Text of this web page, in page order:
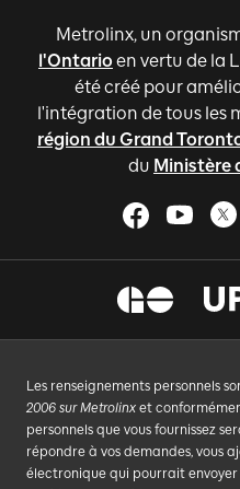
Metrolinx, un
l'Ontario en vertu de la
été créé pour
l'intégration de tous les
région du Grand
du Ministère
Les renseignements personnels
2006 sur Metrolinx et
personnels que vous fournissez
répondre à vos demandes, vous
électronique qui pourrait envoyer